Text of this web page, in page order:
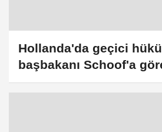
Hollanda'da geçici
başbakanı Schoof'a
Netanyahu'nun farklı